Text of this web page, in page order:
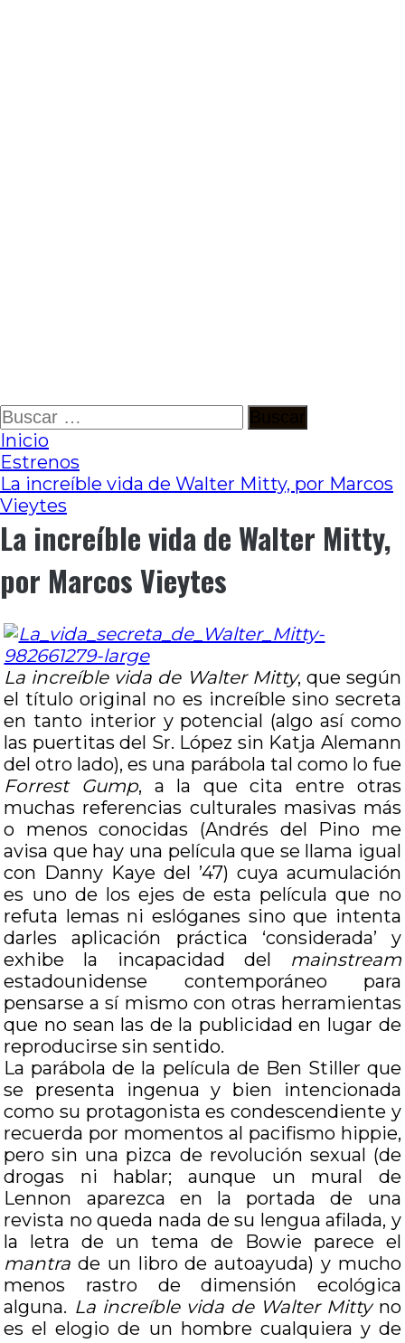
Ir
al
contenido
Buscar:
Inicio
Estrenos
La increíble vida de Walter Mitty, por Marcos
Vieytes
La increíble vida de Walter Mitty,
por Marcos Vieytes
La increíble vida de Walter Mitty, que según
el título original no es increíble sino secreta
en tanto interior y potencial (algo así como
las puertitas del Sr. López sin Katja Alemann
del otro lado), es una parábola tal como lo fue
Forrest Gump, a la que cita entre otras
muchas referencias culturales masivas más
o menos conocidas (Andrés del Pino me
avisa que hay una película que se llama igual
con Danny Kaye del ’47) cuya acumulación
es uno de los ejes de esta película que no
refuta lemas ni eslóganes sino que intenta
darles aplicación práctica ‘considerada’ y
exhibe la incapacidad del
mainstream
estadounidense contemporáneo para
pensarse a sí mismo con otras herramientas
que no sean las de la publicidad en lugar de
reproducirse sin sentido.
La parábola de la película de Ben Stiller que
se presenta ingenua y bien intencionada
como su protagonista es condescendiente y
recuerda por momentos al pacifismo hippie,
pero sin una pizca de revolución sexual (de
drogas ni hablar; aunque un mural de
Lennon aparezca en la portada de una
revista no queda nada de su lengua afilada, y
la letra de un tema de Bowie parece el
mantrade un libro de autoayuda) y mucho
menos rastro de dimensión ecológica
alguna. La increíble vida de Walter Mittyno
es el elogio de un hombre cualquiera y de